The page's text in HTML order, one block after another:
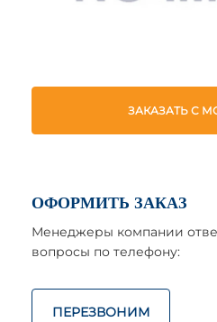
ЗАКАЗАТЬ С
ОФОРМИТЬ ЗАКАЗ
Менеджеры компании
вопросы по телефону:
ПЕРЕЗВОНИМ